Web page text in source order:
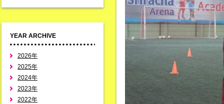
YEAR ARCHIVE
2026年
2025年
2024年
2023年
2022年